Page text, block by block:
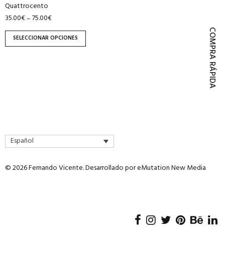
Quattrocento
35.00€–75.00€
SELECCIONAR OPCIONES
elegir
en
la
página
COMPRA RÁPIDA
Español
© 2026 Fernando Vicente. Desarrollado poreMutation New Media